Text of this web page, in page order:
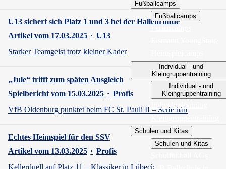
Fußballcamps
Fußballcamps
Feriencamps
Individual - und
Kleingruppentraining
Individual - und
Kleingruppentraining
Individualtraining
Schulen und Kitas
Schulen und Kitas
U13 sichert sich Platz 1 und 3 bei der Hallenrunde
Artikel vom 17.03.2025 · U13
Starker Teamgeist trotz kleiner Kader
„Jule“ trifft zum späten Ausgleich
Spielbericht vom 15.03.2025 · Profis
VfB Oldenburg punktet beim FC St. Pauli II – Serie hält
Echtes Heimspiel für den SSV
Artikel vom 13.03.2025 · Profis
Kellerduell auf Platz 11 – Klassiker in Lübeck